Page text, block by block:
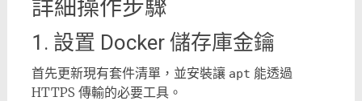
詳細操作步驟
1. 設置 Docker 儲存庫金鑰
首先更新現有套件清單，並安裝讓 apt 能透過
HTTPS 傳輸的必要工具。